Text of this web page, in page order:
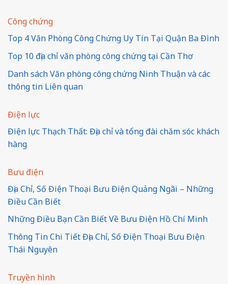
Công chứng
Top 4 Văn Phòng Công Chứng Uy Tín Tại Quận Ba Đình
Top 10 địa chỉ văn phòng công chứng tại Cần Thơ
Danh sách Văn phòng công chứng Ninh Thuận và các
thông tin Liên quan
Điện lực
Điện lực Thạch Thất: Địa chỉ và tổng đài chăm sóc khách
hàng
Bưu điện
Địa Chỉ, Số Điện Thoại Bưu Điện Quảng Ngãi – Những
Điều Cần Biết
Những Điều Bạn Cần Biết Về Bưu Điện Hồ Chí Minh
Thông Tin Chi Tiết Địa Chỉ, Số Điện Thoại Bưu Điện
Thái Nguyên
Truyền hình